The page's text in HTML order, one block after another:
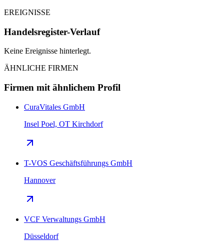
EREIGNISSE
Handelsregister-Verlauf
Keine Ereignisse hinterlegt.
ÄHNLICHE FIRMEN
Firmen mit ähnlichem Profil
CuraVitales GmbH
Insel Poel, OT Kirchdorf
T-VOS Geschäftsführungs GmbH
Hannover
VCF Verwaltungs GmbH
Düsseldorf